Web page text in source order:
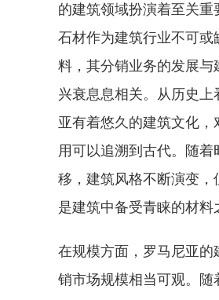
的建筑领域扮演着至关重
石材作为建筑行业不可或
料，其分销业务的发展与
兴衰息息相关。从历史上
亚有着悠久的建筑文化，
用可以追溯到古代。随着
移，建筑风格不断演变，
是建筑中备受青睐的材料
在规模方面，罗马尼亚的
销市场规模相当可观。随